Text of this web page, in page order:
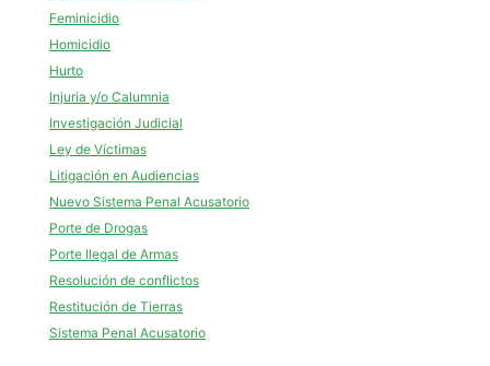
Feminicidio
Homicidio
Hurto
Injuria y/o Calumnia
Investigación Judicial
Ley de Víctimas
Litigación en Audiencias
Nuevo Sistema Penal Acusatorio
Porte de Drogas
Porte Ilegal de Armas
Resolución de conflictos
Restitución de Tierras
Sistema Penal Acusatorio